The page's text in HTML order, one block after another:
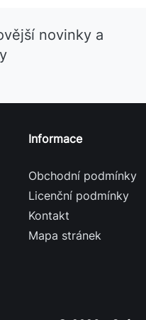
novinky a
Informace
Obchodní podmínky
Licenční podmínky
Kontakt
Mapa stránek